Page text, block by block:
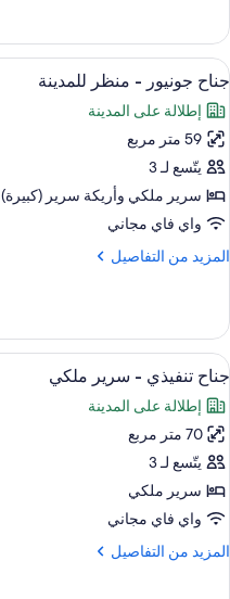
غرفة
عادية
لاثنين
منظر
للمدينة
استعراض
جميع
صور
جناح
جونيور
-
منظر
للمدينة
6
جناح جونيور - منظر للمدينة
إطلالة على المدينة
59 متر مربع
يتّسع لـ 3
سرير ملكي‫‬ وأريكة سرير (كبيرة)
واي فاي مجاني
المزيد من التفاصيل
المزيد
جناح
جونيور
-
منظر
للمدينة
استعراض
جميع
صور
جناح
تنفيذي
-
سرير
ملكي
6
جناح تنفيذي - سرير ملكي
إطلالة على المدينة
70 متر مربع
يتّسع لـ 3
سرير ملكي
واي فاي مجاني
المزيد من التفاصيل
المزيد